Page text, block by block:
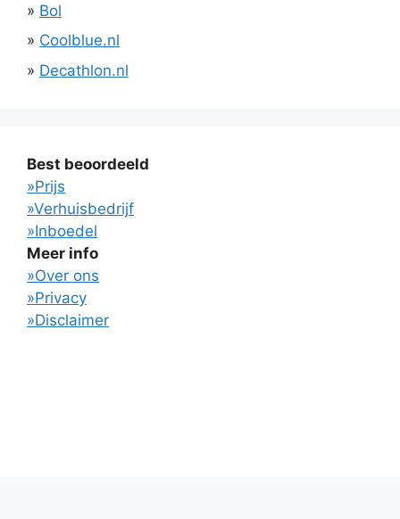
» Bol
» Coolblue.nl
» Decathlon.nl
Best beoordeeld
»Prijs
»Verhuisbedrijf
»Inboedel
Meer info
»Over ons
»Privacy
»Disclaimer